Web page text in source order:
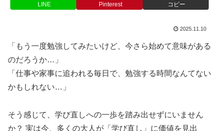
LINE Pinterest コピー
2025.11.10
「もう一度勉強してみたいけど、今さら始めて意味がある
のだろうか…」
「仕事や家事に追われる毎日で、勉強する時間なんてない
かもしれない…」
そう感じて、学び直しへの一歩を踏み出せずにいません
か？ 実は今、多くの大人が「学び直し」に価値を見出